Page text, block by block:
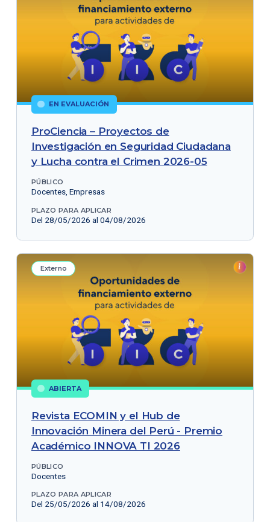
EN EVALUACIÓN
ProCiencia – Proyectos de
Investigación en Seguridad Ciudadana
y Lucha contra el Crimen 2026-05
PÚBLICO
Docentes, Empresas
PLAZO PARA APLICAR
Del 28/05/2026 al 04/08/2026
Externo
ABIERTA
Revista ECOMIN y el Hub de
Innovación Minera del Perú - Premio
Académico INNOVA TI 2026
PÚBLICO
Docentes
PLAZO PARA APLICAR
Del 25/05/2026 al 14/08/2026